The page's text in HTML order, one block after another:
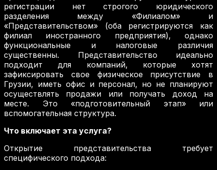
регистрации нет строгого юридического
разделения между «Филиалом» и
«Представительством» (оба регистрируются как
филиал иностранного предприятия), однако
функциональные и налоговые различия
существенны. Представительство идеально
подходит для компаний, которые хотят
зафиксировать свое физическое присутствие в
Грузии, иметь офис и персонал, но не планируют
осуществлять продажи или получать доход на
месте. Это «подготовительный этап» или
вспомогательная структура.
Что включает эта услуга?
Открытие представительства требует
специфического подхода: